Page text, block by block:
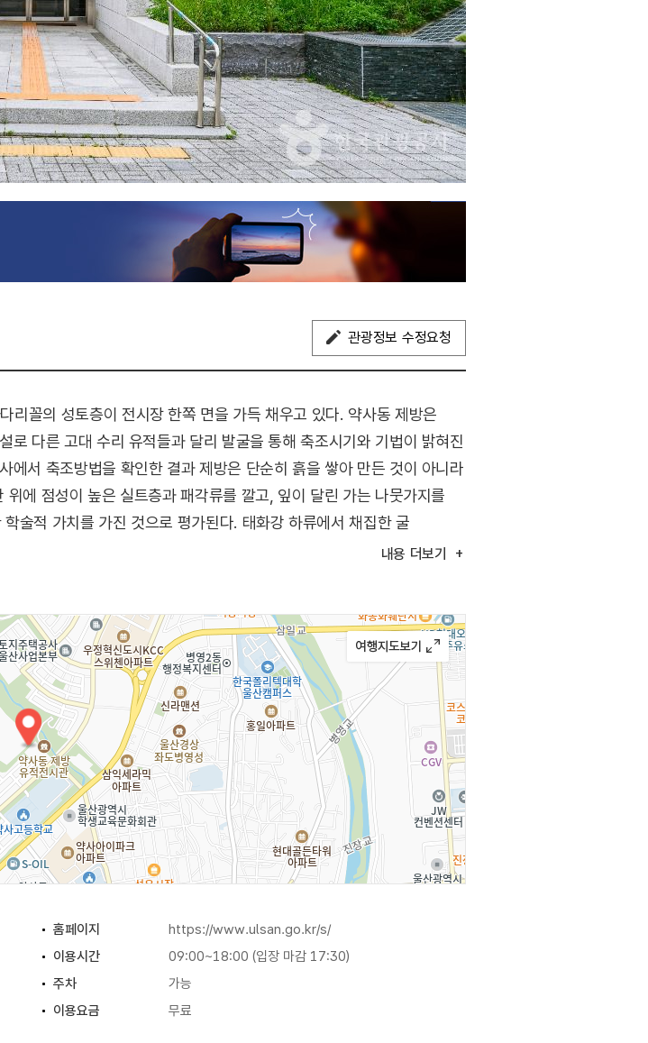
관광정보 수정요청
리꼴의 성토층이 전시장 한쪽 면을 가득 채우고 있다. 약사동 제방은
다른 고대 수리 유적들과 달리 발굴을 통해 축조시기와 기법이 밝혀진
서 축조방법을 확인한 결과 제방은 단순히 흙을 쌓아 만든 것이 아니라
에 점성이 높은 실트층과 패각류를 깔고, 잎이 달린 가는 나뭇가지를
술적 가치를 가진 것으로 평가된다. 태화강 하류에서 채집한 굴
다는 것을 신라인들이 알고 있었다는 사실이 놀랍고 흥미롭다.내용 더보기
홈페이지
https://www.ulsan.go.kr/s/
이용시간
09:00~18:00 (입장 마감 17:30)
주차
가능
이용요금 무료